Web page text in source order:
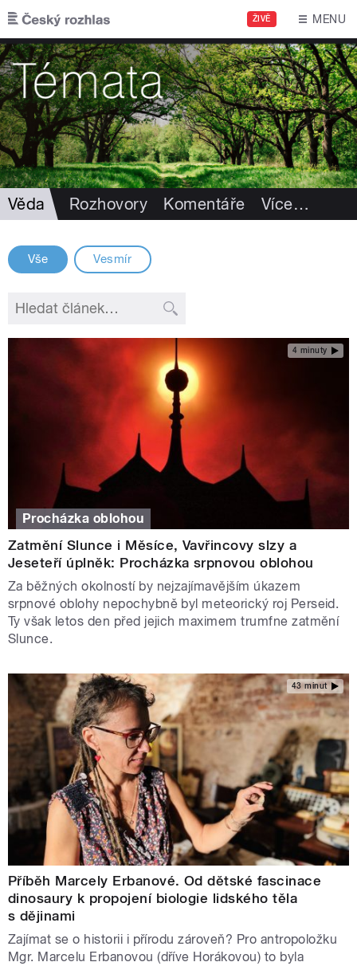
Přejít k hlavnímu obsahu
ŽIVĚ MENU
Věda Rozhovory Komentáře Více…
Vše Vesmír
4 minuty
Procházka oblohou
Zatmění Slunce i Měsíce, Vavřincovy slzy a
Jeseteří úplněk: Procházka srpnovou oblohou
Za běžných okolností by nejzajímavějším úkazem
srpnové oblohy nepochybně byl meteorický roj Perseid.
Ty však letos den před jejich maximem trumfne zatmění
Slunce.
43 minut
Příběh Marcely Erbanové. Od dětské fascinace
dinosaury k propojení biologie lidského těla
s dějinami
Zajímat se o historii i přírodu zároveň? Pro antropoložku
Mgr. Marcelu Erbanovou (dříve Horákovou) to byla